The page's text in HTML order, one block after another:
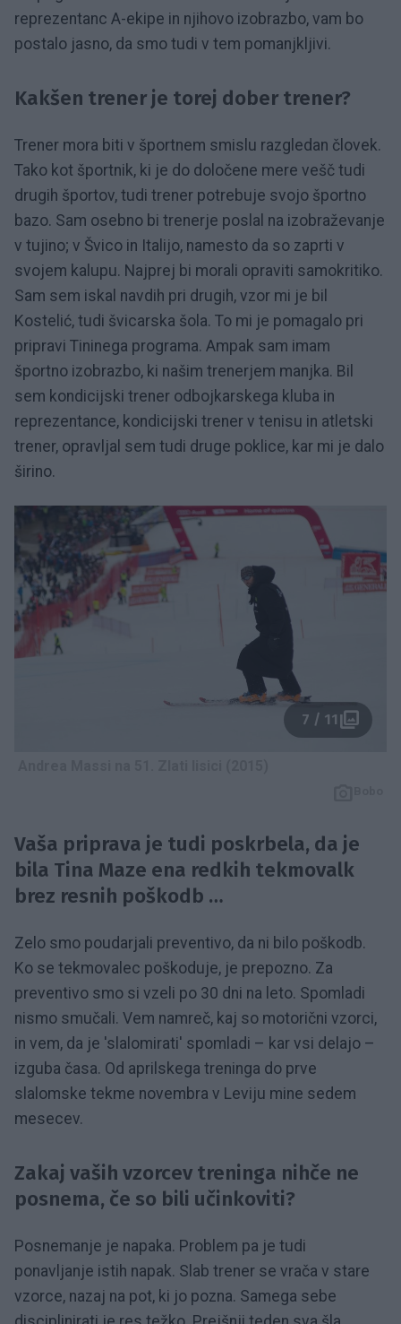
reprezentanc A-ekipe in njihovo izobrazbo, vam bo
postalo jasno, da smo tudi v tem pomanjkljivi.
Kakšen trener je torej dober trener?
Trener mora biti v športnem smislu razgledan človek.
Tako kot športnik, ki je do določene mere vešč tudi
drugih športov, tudi trener potrebuje svojo športno
bazo. Sam osebno bi trenerje poslal na izobraževanje
v tujino; v Švico in Italijo, namesto da so zaprti v
svojem kalupu. Najprej bi morali opraviti samokritiko.
Sam sem iskal navdih pri drugih, vzor mi je bil
Kostelić, tudi švicarska šola. To mi je pomagalo pri
pripravi Tininega programa. Ampak sam imam
športno izobrazbo, ki našim trenerjem manjka. Bil
sem kondicijski trener odbojkarskega kluba in
reprezentance, kondicijski trener v tenisu in atletski
trener, opravljal sem tudi druge poklice, kar mi je dalo
širino.
7 / 11
Vaša priprava je tudi poskrbela, da je
bila Tina Maze ena redkih tekmovalk
brez resnih poškodb …
Zelo smo poudarjali preventivo, da ni bilo poškodb.
Ko se tekmovalec poškoduje, je prepozno. Za
preventivo smo si vzeli po 30 dni na leto. Spomladi
nismo smučali. Vem namreč, kaj so motorični vzorci,
in vem, da je 'slalomirati' spomladi – kar vsi delajo –
izguba časa. Od aprilskega treninga do prve
slalomske tekme novembra v Leviju mine sedem
mesecev.
Zakaj vaših vzorcev treninga nihče ne
posnema, če so bili učinkoviti?
Posnemanje je napaka. Problem pa je tudi
ponavljanje istih napak. Slab trener se vrača v stare
vzorce, nazaj na pot, ki jo pozna. Samega sebe